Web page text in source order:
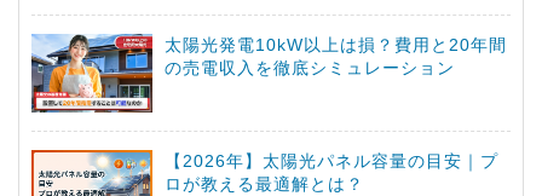
太陽光発電10kW以上は損？費用と20年間
の売電収入を徹底シミュレーション
【2026年】太陽光パネル容量の目安｜プ
ロが教える最適解とは？